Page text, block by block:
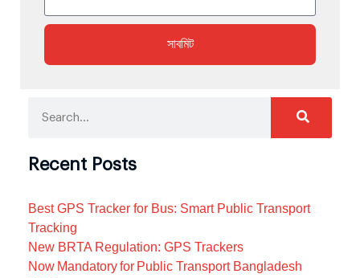
সাবমিট
Recent Posts
Best GPS Tracker for Bus: Smart Public Transport
Tracking
New BRTA Regulation: GPS Trackers
Now Mandatory for Public Transport Bangladesh